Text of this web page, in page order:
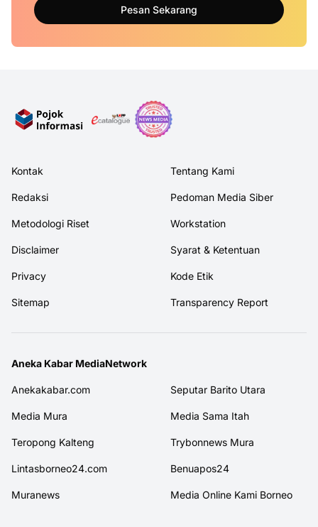
Pesan Sekarang
Kontak Tentang Kami
Redaksi Pedoman Media Siber
Metodologi Riset Workstation
Disclaimer Syarat & Ketentuan
Privacy Kode Etik
Sitemap Transparency Report
Aneka Kabar MediaNetwork
Anekakabar.com Seputar Barito Utara
Media Mura Media Sama Itah
Teropong Kalteng Trybonnews Mura
Lintasborneo24.com Benuapos24
Muranews Media Online Kami Borneo